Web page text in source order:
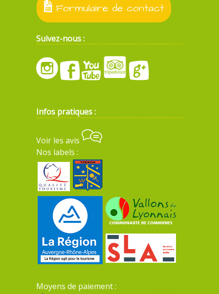
Formulaire de contact
Suivez-nous :
Infos pratiques :
Voir les avis
Nos labels :
Moyens de paiement :